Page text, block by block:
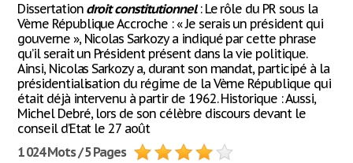
Dissertation droit constitutionnel: Le rôle du PR sous la
Vème République Accroche : « Je serais un président qui
gouverne », Nicolas Sarkozy a indiqué par cette phrase
qu’il serait un Président présent dans la vie politique.
Ainsi, Nicolas Sarkozy a, durant son mandat, participé à la
présidentialisation du régime de la Vème République qui
était déjà intervenu à partir de 1962. Historique : Aussi,
Michel Debré, lors de son célèbre discours devant le
conseil d’Etat le 27 août
1 024 Mots / 5 Pages